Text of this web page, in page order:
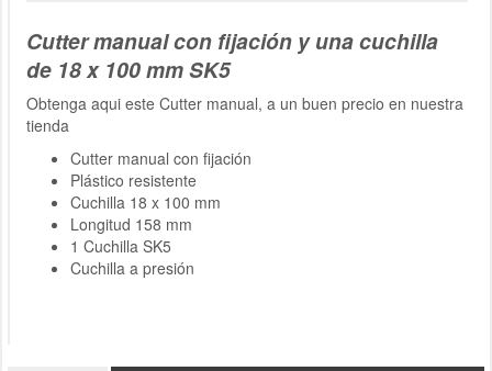
Cutter manual con fijación y una cuchilla
de 18 x 100 mm SK5
Obtenga aqui este Cutter manual, a un buen precio en nuestra
tienda
Cutter manual con fijación
Plástico resistente
Cuchilla 18 x 100 mm
Longitud 158 mm
1 Cuchilla SK5
Cuchilla a presión